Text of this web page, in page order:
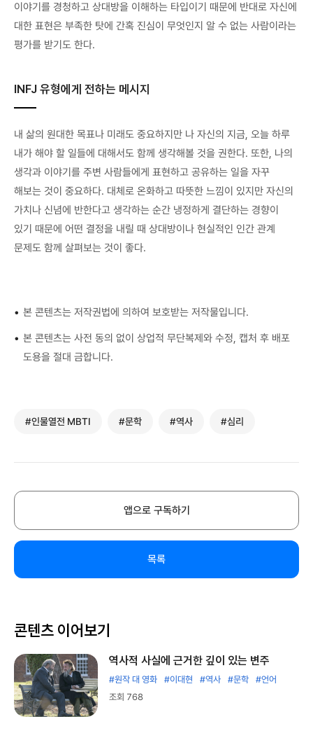
이야기를 경청하고 상대방을 이해하는 타입이기 때문에 반대로 자신에
대한 표현은 부족한 탓에 간혹 진심이 무엇인지 알 수 없는 사람이라는
평가를 받기도 한다.
INFJ 유형에게 전하는 메시지
내 삶의 원대한 목표나 미래도 중요하지만 나 자신의 지금, 오늘 하루
내가 해야 할 일들에 대해서도 함께 생각해볼 것을 권한다. 또한, 나의
생각과 이야기를 주변 사람들에게 표현하고 공유하는 일을 자꾸
해보는 것이 중요하다. 대체로 온화하고 따뜻한 느낌이 있지만 자신의
가치나 신념에 반한다고 생각하는 순간 냉정하게 결단하는 경향이
있기 때문에 어떤 결정을 내릴 때 상대방이나 현실적인 인간 관계
문제도 함께 살펴보는 것이 좋다.
• 본 콘텐츠는 저작권법에 의하여 보호받는 저작물입니다.
• 본 콘텐츠는 사전 동의 없이 상업적 무단복제와 수정, 캡처 후 배포
도용을 절대 금합니다.
#인물열전 MBTI #문학 #역사 #심리
앱으로 구독하기
목록
콘텐츠 이어보기
역사적 사실에 근거한 깊이 있는 변주
#원작 대 영화 #이대현 #역사 #문학
#언어
조회 768